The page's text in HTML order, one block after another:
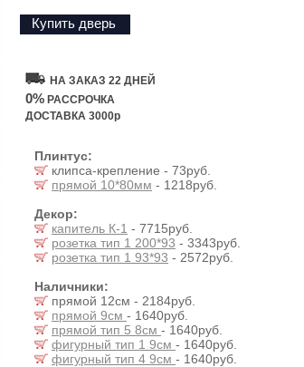
Купить дверь
НА ЗАКАЗ 22 ДНЕЙ
0% РАССРОЧКА
ДОСТАВКА 3000р
Плинтус:
клипса-крепление - 73руб.
прямой 10*80мм - 1218руб.
Декор:
капитель К-1 - 7715руб.
розетка тип 1 200*93 - 3343руб.
розетка тип 1 93*93 - 2572руб.
Наличники:
прямой 12см - 2184руб.
прямой 9см - 1640руб.
прямой тип 5 8см - 1640руб.
фигурный тип 1 9см - 1640руб.
фигурный тип 4 9см - 1640руб.